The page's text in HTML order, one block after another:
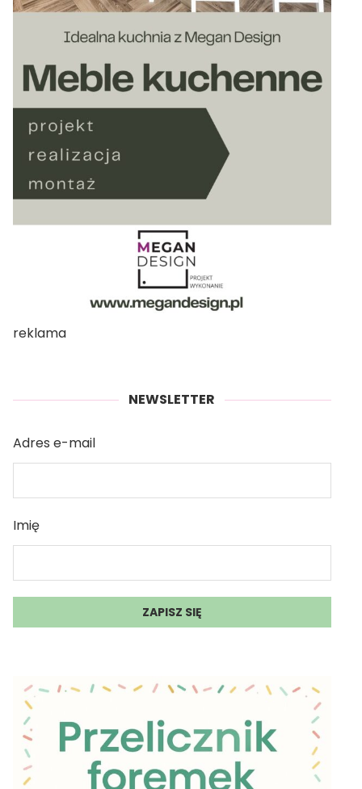
reklama
NEWSLETTER
Adres e-mail
Imię